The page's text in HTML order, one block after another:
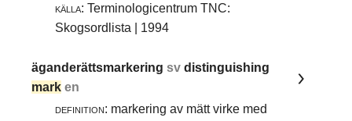
källa: Terminologicentrum TNC:
Skogsordlista | 1994
äganderättsmarkeringsvdistinguishing
mark en
definition: markering av mätt virke med